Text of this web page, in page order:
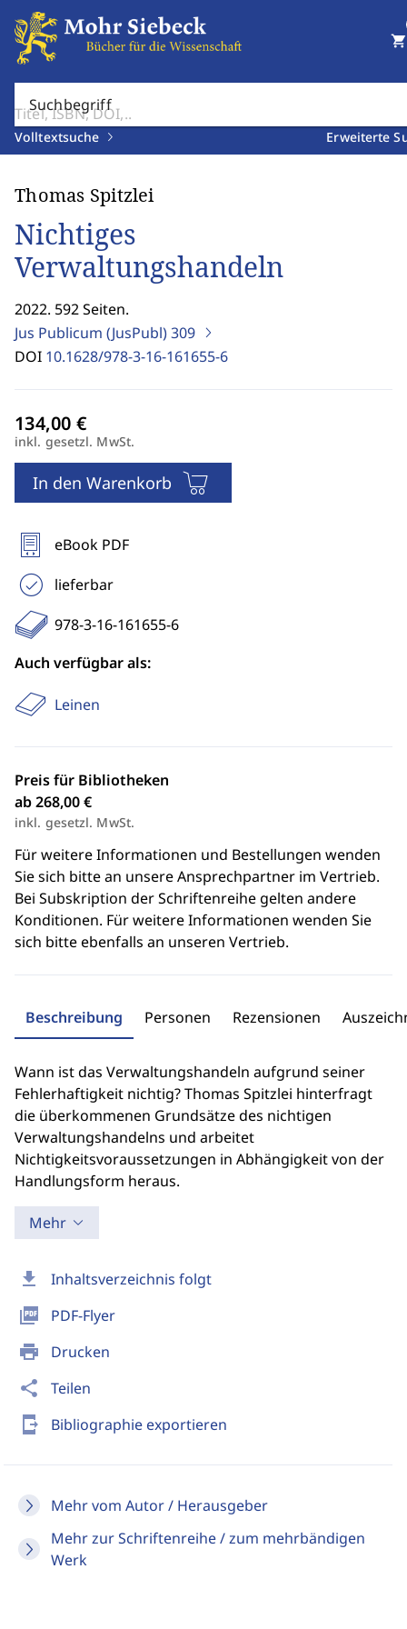
Suchbegriff
Volltextsuche Erweiterte
shopping_cart
download Inhaltsverzeichnis folgt
picture_as_pdf PDF-Flyer
print Drucken
share Teilen
send_to_mobile Bibliographie exportieren
Mehr vom Autor / Herausgeber
Mehr zur Schriftenreihe / zum mehrbändigen
Werk
Thomas Spitzlei
Nichtiges
Verwaltungshandeln
2022. 592 Seiten.
Jus Publicum (JusPubl)309
DOI 10.1628/978-3-16-161655-6
inkl. gesetzl. MwSt.
In den Warenkorb
eBook PDF
lieferbar
978-3-16-161655-6
Auch verfügbar als:
Leinen
Preis für Bibliotheken
ab 268,00 €
inkl. gesetzl. MwSt.
Für weitere Informationen und Bestellungen wenden
Sie sich bitte an unsere Ansprechpartner im Vertrieb.
Bei Subskription der Schriftenreihe gelten andere
Konditionen. Für weitere Informationen wenden Sie
sich bitte ebenfalls an unseren Vertrieb.
Beschreibung Personen Rezensionen
Wann ist das Verwaltungshandeln aufgrund seiner
Fehlerhaftigkeit nichtig? Thomas Spitzlei hinterfragt
die überkommenen Grundsätze des nichtigen
Verwaltungshandelns und arbeitet
Nichtigkeitsvoraussetzungen in Abhängigkeit von der
Handlungsform heraus.
Mehr